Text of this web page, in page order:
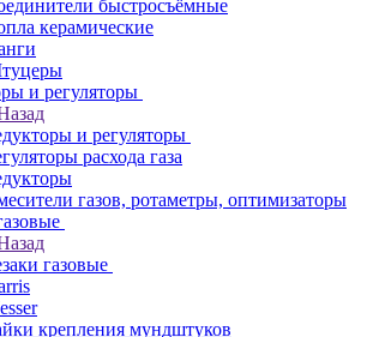
быстросъёмные
керамические
и регуляторы
и регуляторы
расхода газа
газов, ротаметры, оптимизаторы
газовые
крепления мундштуков